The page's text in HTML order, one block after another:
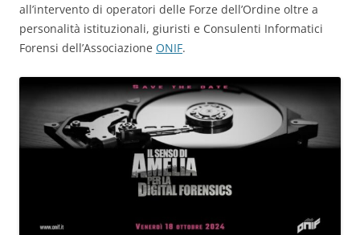
all’intervento di operatori delle Forze dell’Ordine oltre a
personalità istituzionali, giuristi e Consulenti Informatici
Forensi dell’Associazione ONIF.